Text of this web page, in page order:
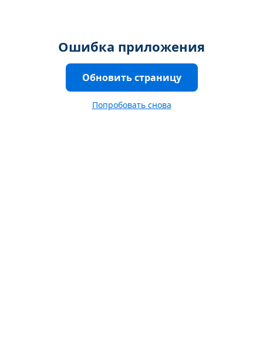
Ошибка приложения
Обновить страницу
Попробовать снова